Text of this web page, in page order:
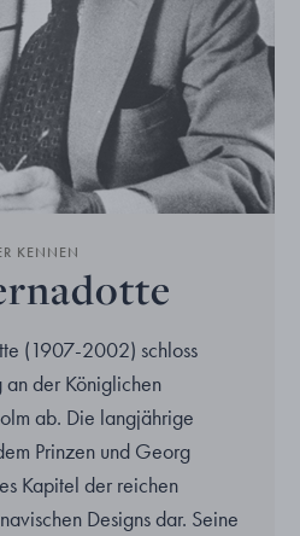
KENNEN
(1907-2002) schloss
an der Königlichen
ab. Die langjährige
Prinzen und Georg
Kapitel der reichen
Designs dar. Seine